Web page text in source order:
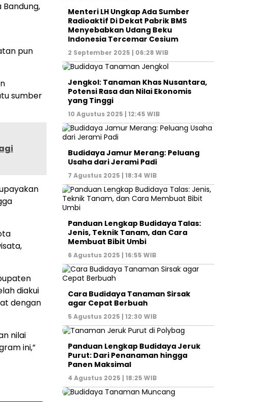
pun
sumber
diakui
dengan
nilai
ini,”
Menteri LH Ungkap Ada Sumber
Radioaktif Di Dekat Pabrik BMS
Menyebabkan Udang Beku
Indonesia Tercemar Cesium
2 September 2025 | 06:28 WIB
Jengkol: Tanaman Khas Nusantara,
Potensi Rasa dan Nilai Ekonomis
yang Tinggi
10 Agustus 2025 | 12:45 WIB
Budidaya Jamur Merang: Peluang
Usaha dari Jerami Padi
7 Agustus 2025 | 18:34 WIB
Panduan Lengkap Budidaya Talas:
Jenis, Teknik Tanam, dan Cara
Membuat Bibit Umbi
6 Agustus 2025 | 16:55 WIB
Cara Budidaya Tanaman Sirsak
agar Cepat Berbuah
5 Agustus 2025 | 12:30 WIB
Panduan Lengkap Budidaya Jeruk
Purut: Dari Penanaman hingga
Panen Maksimal
4 Agustus 2025 | 18:25 WIB